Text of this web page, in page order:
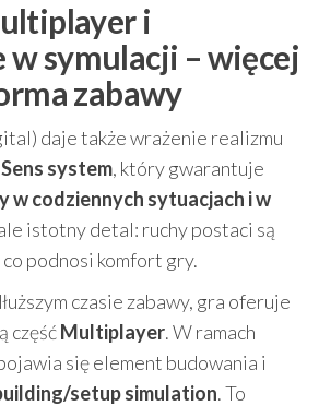
i
w symulacji – więcej
zabawy
daje także wrażenie realizmu
system, który gwarantuje
w codziennych sytuacjach i w
istotny detal: ruchy postaci są
podnosi komfort gry.
czasie zabawy, gra oferuje
częśćMultiplayer. W ramach
się element budowania i
setup simulation. To